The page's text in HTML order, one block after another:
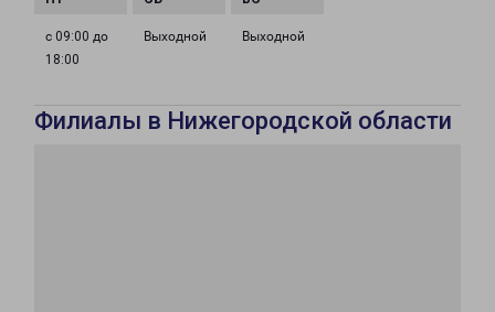
с 09:00 до
18:00
Выходной Выходной
Филиалы в Нижегородской области